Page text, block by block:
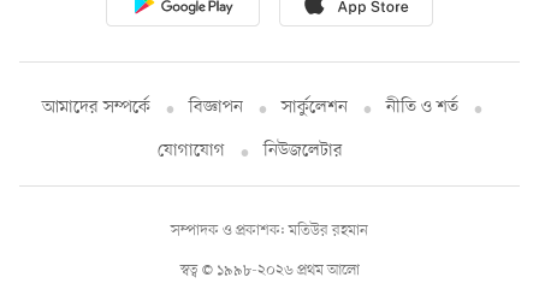
আমাদের সম্পর্কে বিজ্ঞাপন সার্কুলেশন
নীতি ও শর্ত
যোগাযোগ
নিউজলেটার
স্বত্ব © ১৯৯৮-২০২৬ প্রথম আলো
সম্পাদক ও প্রকাশক: মতিউর রহমান